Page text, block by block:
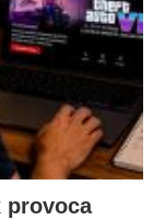
provoca